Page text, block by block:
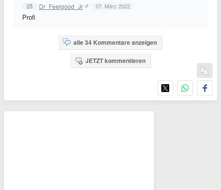
25 Dr_Feelgood_Jr 07. März 2022
Profi
alle 34 Kommentare anzeigen
JETZT kommentieren